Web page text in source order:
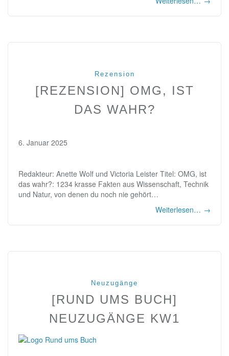
Rezension
[REZENSION] OMG, IST
DAS WAHR?
6. Januar 2025
Redakteur: Anette Wolf und Victoria Leister Titel: OMG, ist
das wahr?: 1234 krasse Fakten aus Wissenschaft, Technik
und Natur, von denen du noch nie gehört…
Weiterlesen… →
Neuzugänge
[RUND UMS BUCH]
NEUZUGÄNGE KW1